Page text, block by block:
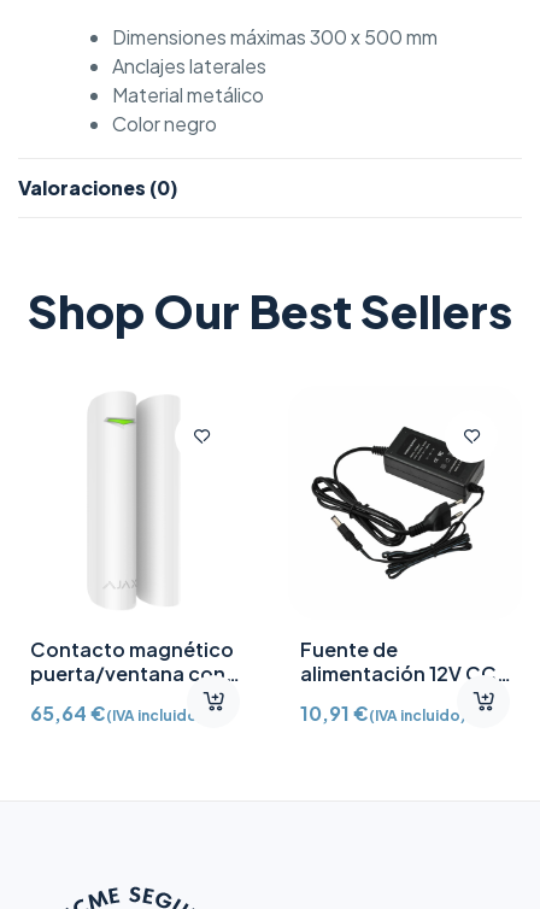
Dimensiones máximas 300 x 500 mm
Anclajes laterales
Material metálico
Color negro
Valoraciones (0)
Shop Our Best Sellers
Contacto magnético
puerta/ventana con
Detector vibración e
inclinación AJ-
65,64€(IVA incluido)
Fuente de
alimentación 12V CC
10,91€(IVA incluido)